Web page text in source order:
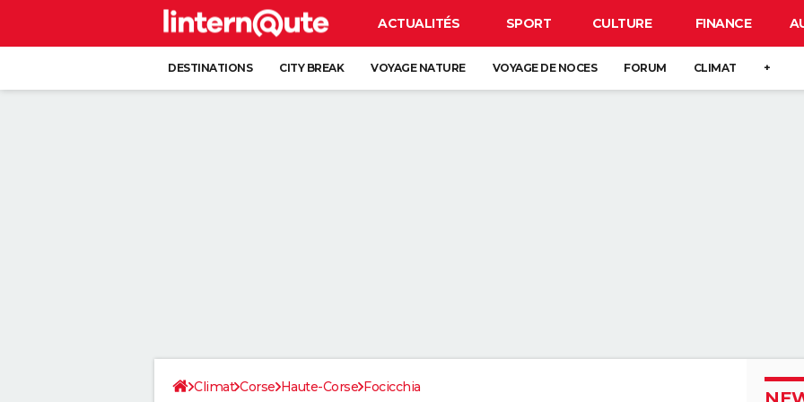
ACTUALITÉS SPORT CULTURE FINANCE
DESTINATIONS CITY BREAK VOYAGE NATURE VOYAGE DE NOCES FORUM CLIMAT +
Climat Corse Haute-Corse Focicchia